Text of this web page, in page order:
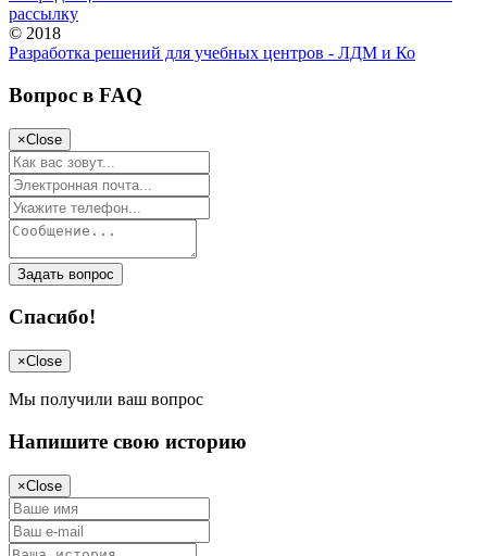
рассылку
© 2018
Разработка решений для учебных центров - ЛДМ и Ко
Вопрос в FAQ
×Close
Задать вопрос
Спасибо!
×Close
Мы получили ваш вопрос
Напишите свою историю
×Close